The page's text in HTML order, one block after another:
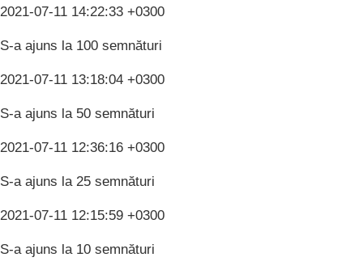
2021-07-11 14:22:33 +0300
S-a ajuns la 100 semnături
2021-07-11 13:18:04 +0300
S-a ajuns la 50 semnături
2021-07-11 12:36:16 +0300
S-a ajuns la 25 semnături
2021-07-11 12:15:59 +0300
S-a ajuns la 10 semnături